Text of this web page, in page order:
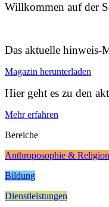
Willkommen auf der
Das aktuelle hinweis-
Magazin herunterladen
Hier geht es zu den
Mehr erfahren
Bereiche
Anthroposophie & Religion
Bildung
Dienstleistungen